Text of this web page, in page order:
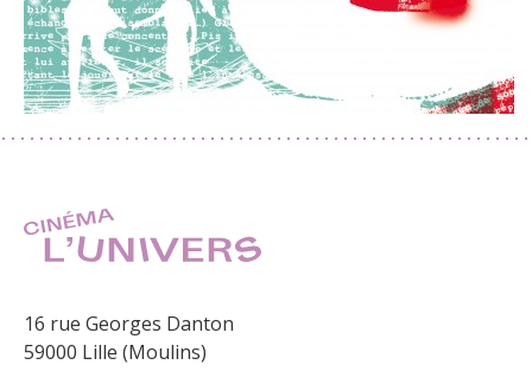
16 rue Georges Danton
59000 Lille (Moulins)